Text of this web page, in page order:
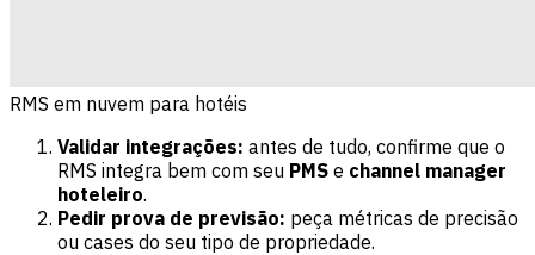
RMS em nuvem para hotéis
Validar integrações: antes de tudo, confirme que o
RMS integra bem com seu PMS e channel manager
hoteleiro.
Pedir prova de previsão: peça métricas de precisão
ou cases do seu tipo de propriedade.